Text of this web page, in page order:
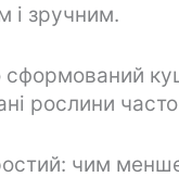
і зручним.
сформований
рослини
чим менше